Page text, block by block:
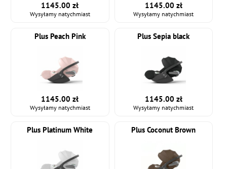
1145.00 zł
Wysyłamy natychmiast
1145.00 zł
Wysyłamy natychmiast
Plus Peach Pink
1145.00 zł
Wysyłamy natychmiast
Plus Sepia black
1145.00 zł
Wysyłamy natychmiast
Plus Platinum White Plus Coconut Brown